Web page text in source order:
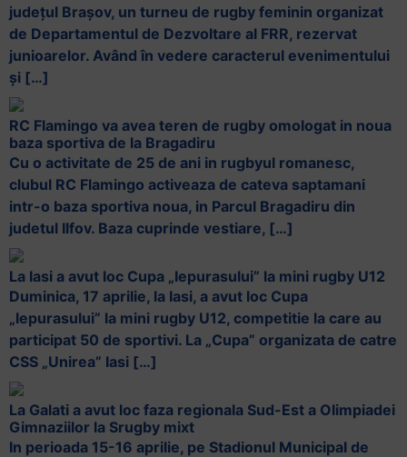
județul Brașov, un turneu de rugby feminin organizat
de Departamentul de Dezvoltare al FRR, rezervat
junioarelor. Având în vedere caracterul evenimentului
și […]
RC Flamingo va avea teren de rugby omologat in noua
baza sportiva de la Bragadiru
Cu o activitate de 25 de ani in rugbyul romanesc,
clubul RC Flamingo activeaza de cateva saptamani
intr-o baza sportiva noua, in Parcul Bragadiru din
judetul Ilfov. Baza cuprinde vestiare, […]
La Iasi a avut loc Cupa „Iepurasului” la mini rugby U12
Duminica, 17 aprilie, la Iasi, a avut loc Cupa
„Iepurasului” la mini rugby U12, competitie la care au
participat 50 de sportivi. La „Cupa” organizata de catre
CSS „Unirea” Iasi […]
La Galati a avut loc faza regionala Sud-Est a Olimpiadei
Gimnaziilor la Srugby mixt
In perioada 15-16 aprilie, pe Stadionul Municipal de